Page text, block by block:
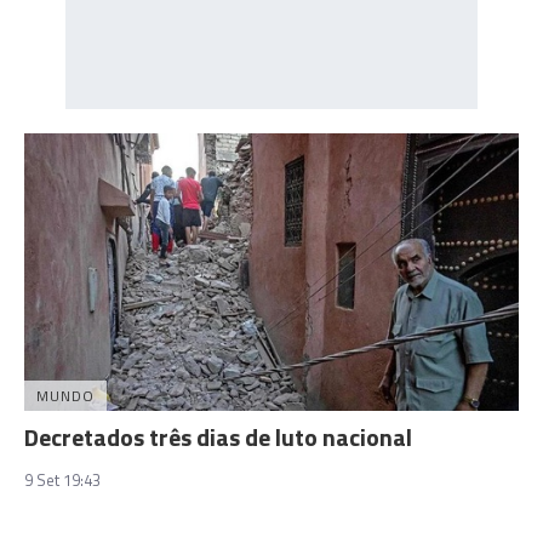
MUNDO
Decretados três dias de luto nacional
9 Set 19:43